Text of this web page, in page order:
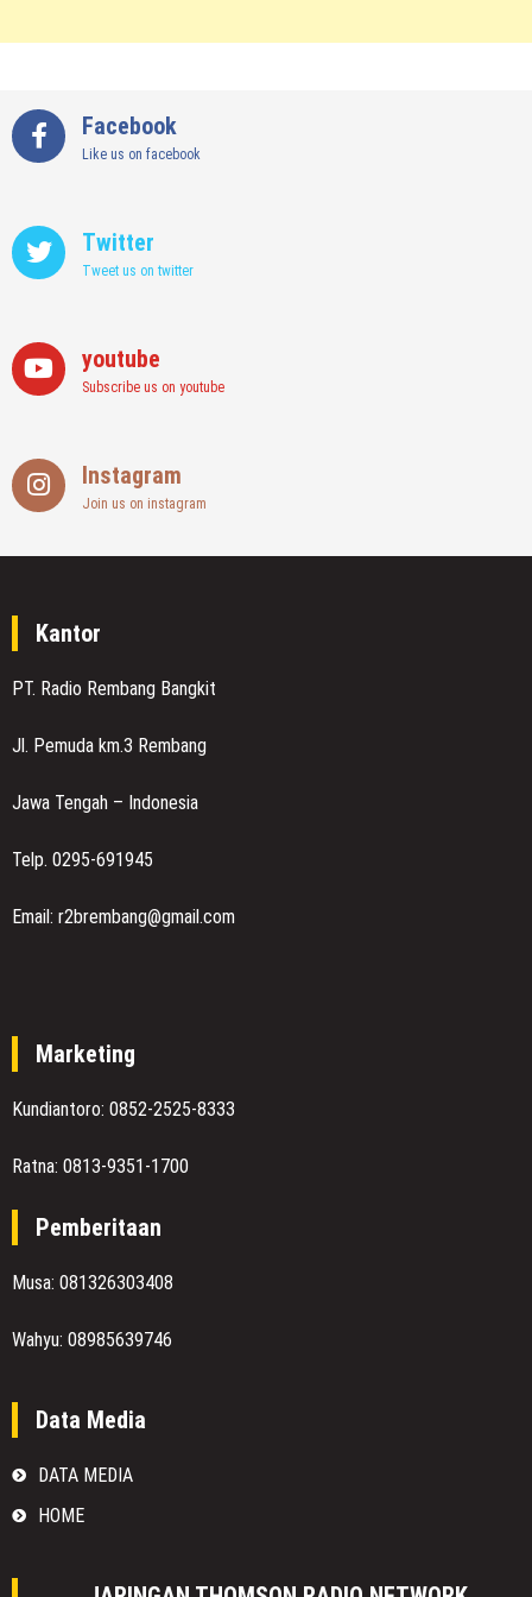
Facebook
Like us on facebook
Twitter
Tweet us on twitter
youtube
Subscribe us on youtube
Instagram
Join us on instagram
Kantor
PT. Radio Rembang Bangkit
Jl. Pemuda km.3 Rembang
Jawa Tengah – Indonesia
Telp. 0295-691945
Email: r2brembang@gmail.com
Marketing
Kundiantoro: 0852-2525-8333
Ratna: 0813-9351-1700
Pemberitaan
Musa: 081326303408
Wahyu: 08985639746
Data Media
DATA MEDIA
HOME